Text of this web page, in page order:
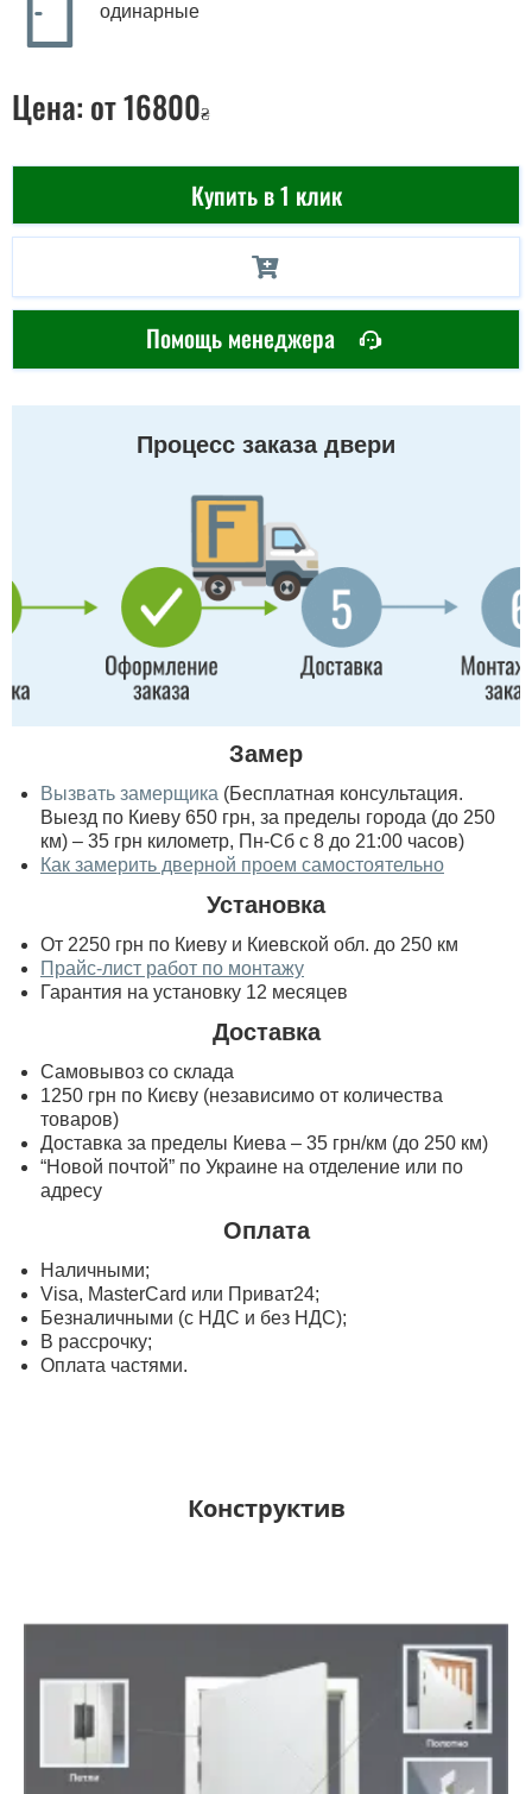
одинарные
Цена: от 16800₴
Купить в 1 клик
Помощь менеджера
Процесс заказа двери
Замер
Вызвать замерщика (Бесплатная консультация.
Выезд по Киеву 650 грн, за пределы города (до 250
км) – 35 грн километр, Пн-Сб с 8 до 21:00 часов)
Как замерить дверной проем самостоятельно
Установка
От 2250 грн по Киеву и Киевской обл. до 250 км
Прайс-лист работ по монтажу
Гарантия на установку 12 месяцев
Доставка
Самовывоз со склада
1250 грн по Києву (независимо от количества
товаров)
Доставка за пределы Киева – 35 грн/км (до 250 км)
“Новой почтой” по Украине на отделение или по
адресу
Оплата
Наличными;
Visa, MasterСard или Приват24;
Безналичными (с НДС и без НДС);
В рассрочку;
Оплата частями.
Конструктив